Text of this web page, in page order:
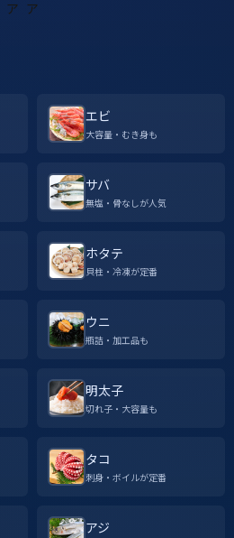
エビ
大容量・むき身も
サバ
無塩・骨なしが人気
ホタテ
貝柱・冷凍が定番
ウニ
瓶詰・加工品も
明太子
切れ子・大容量も
タコ
刺身・ボイルが定番
アジ